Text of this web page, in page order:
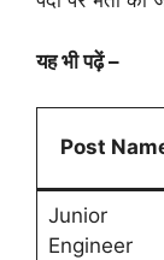
यह भी पढ़ें –
Post
Junior
Engineer